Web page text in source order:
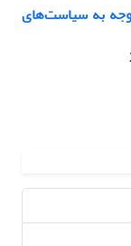
به سیاست‌های